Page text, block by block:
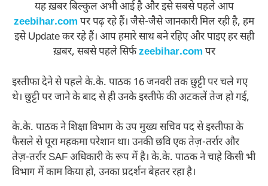
यह ख़बर बिल्कुल अभी आई है और इसे सबसे पहले आप
zeebihar.com पर पढ़ रहे हैं। जैसे-जैसे जानकारी मिल रही है, हम
इसे Update कर रहे हैं। आप हमारे साथ बने रहिए और पाइए हर सही
ख़बर, सबसे पहले सिर्फzeebihar.com पर
इस्तीफा देने से पहले के.के. पाठक 16 जनवरी तक छुट्टी पर चले गए
थे। छुट्टी पर जाने के बाद से ही उनके इस्तीफे की अटकलें तेज हो गई,
के.के. पाठक ने शिक्षा विभाग के उप मुख्य सचिव पद से इस्तीफा के
फैसले से पूरा महकमा परेशान था। उनकी छवि एक तेज़-तर्रार और
तेज़-तर्रार SAF अधिकारी के रूप में है। के.के. पाठक ने चाहे किसी भी
विभाग में काम किया हो, उनका प्रदर्शन बेहतर रहा है।